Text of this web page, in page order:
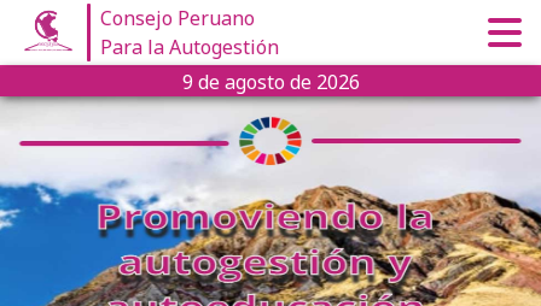
Consejo Peruano
Para la Autogestión
9 de agosto de 2026